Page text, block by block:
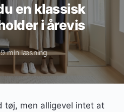
en klassisk
i årevis
9 min læsning
tøj, men alligevel intet at